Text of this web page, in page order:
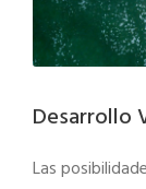
Desarrollo
Las